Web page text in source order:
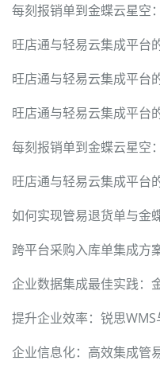
每刻报销单到金蝶云星空
旺店通与轻易云集成平台
旺店通与轻易云集成平台
旺店通与轻易云集成平台
每刻报销单到金蝶云星空
旺店通与轻易云集成平台
如何实现管易退货单与金
跨平台采购入库单集成方
企业数据集成最佳实践：